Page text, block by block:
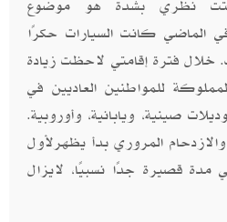
نظري بشدة هو موضوع
في الماضي كانت السيارات حكرًا
فترة إقامتي لاحظت زيادة
للمواطنين العاديين في
صينية، ويابانية، وأوروبية.
المروري بدأ يظهرلأول
قصيرة جدًا نسبيًا، لايزال